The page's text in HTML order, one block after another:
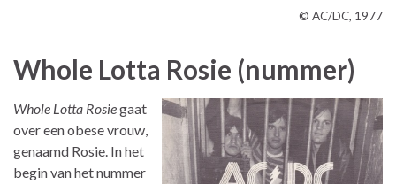
© AC/DC, 1977
Whole Lotta Rosie (nummer)
Whole Lotta Rosiegaat
over een obese vrouw,
genaamd Rosie. In het
begin van het nummer